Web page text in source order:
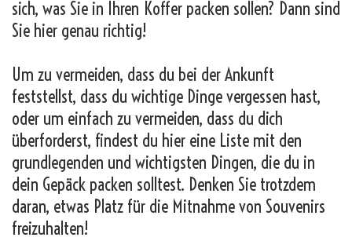
sich, was Sie in Ihren Koffer packen sollen? Dann sind
Sie hier genau richtig!
Um zu vermeiden, dass du bei der Ankunft
feststellst, dass du wichtige Dinge vergessen hast,
oder um einfach zu vermeiden, dass du dich
überforderst, findest du hier eine Liste mit den
grundlegenden und wichtigsten Dingen, die du in
dein Gepäck packen solltest. Denken Sie trotzdem
daran, etwas Platz für die Mitnahme von Souvenirs
freizuhalten!